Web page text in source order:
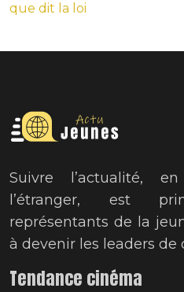
que dit la loi
Suivre l’actualité,
l’étranger, est
représentants de la
à devenir les leaders de
Tendance cinéma